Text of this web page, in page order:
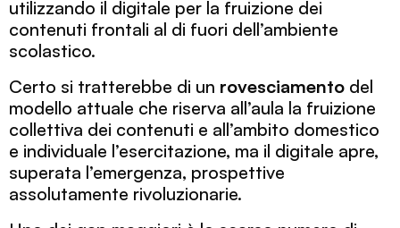
utilizzando il digitale per la fruizione dei
contenuti frontali al di fuori dell’ambiente
scolastico.
Certo si tratterebbe di un rovesciamento del
modello attuale che riserva all’aula la fruizione
collettiva dei contenuti e all’ambito domestico
e individuale l’esercitazione, ma il digitale apre,
superata l’emergenza, prospettive
assolutamente rivoluzionarie.